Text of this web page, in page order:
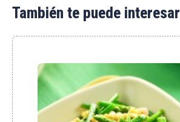
También te puede interesar